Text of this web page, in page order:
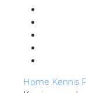
Home Kennis